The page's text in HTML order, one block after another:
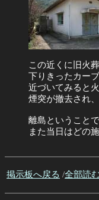
この近くに旧火
下りきったカー
近づいてみると
煙突が撤去され
離島ということ
また当日はどの
掲示板へ戻る /全部読む